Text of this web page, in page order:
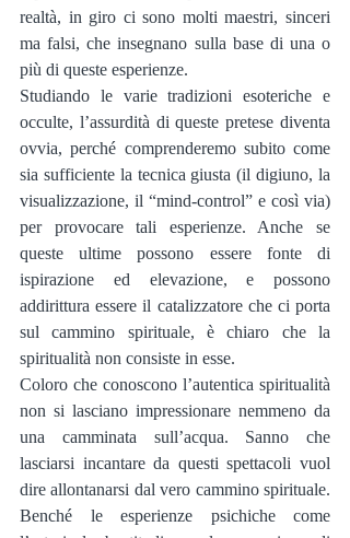
realtà, in giro ci sono molti maestri, sinceri
ma falsi, che insegnano sulla base di una o
più di queste esperienze.
Studiando le varie tradizioni esoteriche e
occulte, l’assurdità di queste pretese diventa
ovvia, perché comprenderemo subito come
sia sufficiente la tecnica giusta (il digiuno, la
visualizzazione, il “mind-control” e così via)
per provocare tali esperienze. Anche se
queste ultime possono essere fonte di
ispirazione ed elevazione, e possono
addirittura essere il catalizzatore che ci porta
sul cammino spirituale, è chiaro che la
spiritualità non consiste in esse.
Coloro che conoscono l’autentica spiritualità
non si lasciano impressionare nemmeno da
una camminata sull’acqua. Sanno che
lasciarsi incantare da questi spettacoli vuol
dire allontanarsi dal vero cammino spirituale.
Benché le esperienze psichiche come